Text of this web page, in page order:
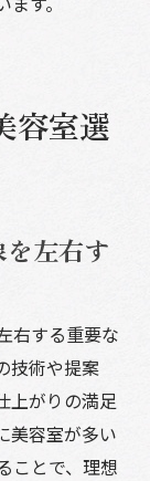
容室選
左右す
右する重要な
技術や提案
上がりの満足
美容室が多い
ことで、理想